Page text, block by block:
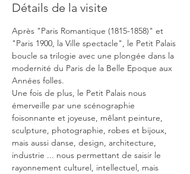
Détails de la visite
Après "Paris Romantique (1815-1858)" et
"Paris 1900, la Ville spectacle", le Petit Palais
boucle sa trilogie avec une plongée dans la
modernité du Paris de la Belle Epoque aux
Années folles.
Une fois de plus, le Petit Palais nous
émerveille par une scénographie
foisonnante et joyeuse, mêlant peinture,
sculpture, photographie, robes et bijoux,
mais aussi danse, design, architecture,
industrie ... nous permettant de saisir le
rayonnement culturel, intellectuel, mais